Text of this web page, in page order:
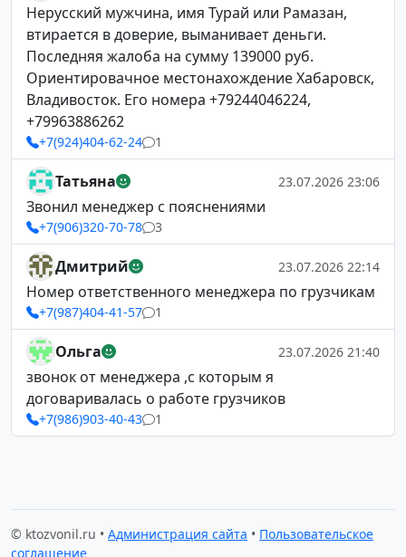
Нерусский мужчина, имя Турай или Рамазан,
втирается в доверие, выманивает деньги.
Последняя жалоба на сумму 139000 руб.
Ориентировачное местонахождение Хабаровск,
Владивосток. Его номера +79244046224,
+79963886262
+7(924)404-62-24 1
Татьяна 23.07.2026 23:06
Звонил менеджер с пояснениями
+7(906)320-70-78 3
Дмитрий 23.07.2026 22:14
Номер ответственного менеджера по грузчикам
+7(987)404-41-57 1
Ольга 23.07.2026 21:40
звонок от менеджера ,с которым я
договаривалась о работе грузчиков
+7(986)903-40-43 1
© ktozvonil.ru • Администрация сайта • Пользовательское
соглашение